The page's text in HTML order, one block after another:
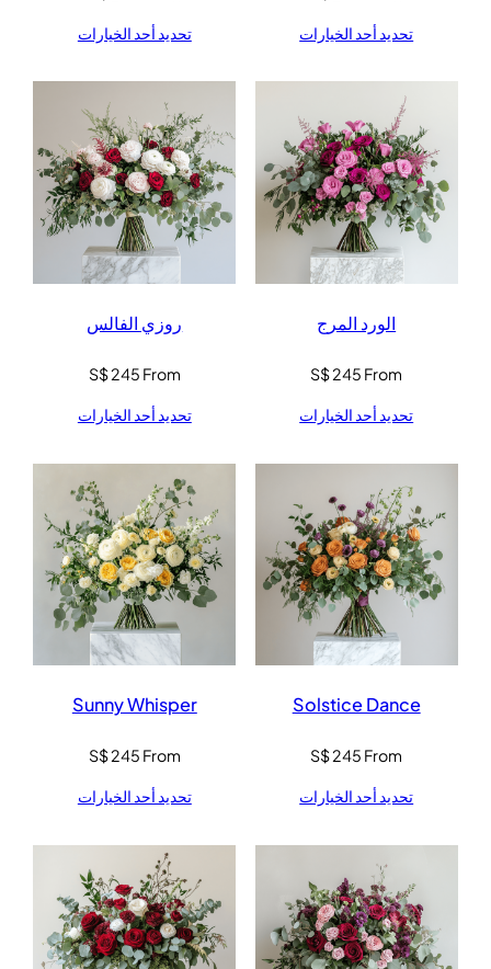
تحديد أحد الخيارات تحديد أحد الخيارات
الورد المرج
From
S$245
تحديد أحد الخيارات
روزي الفالس
From
S$245
تحديد أحد الخيارات
Solstice Dance
From
S$245
تحديد أحد الخيارات
Sunny Whisper
From
S$245
تحديد أحد الخيارات